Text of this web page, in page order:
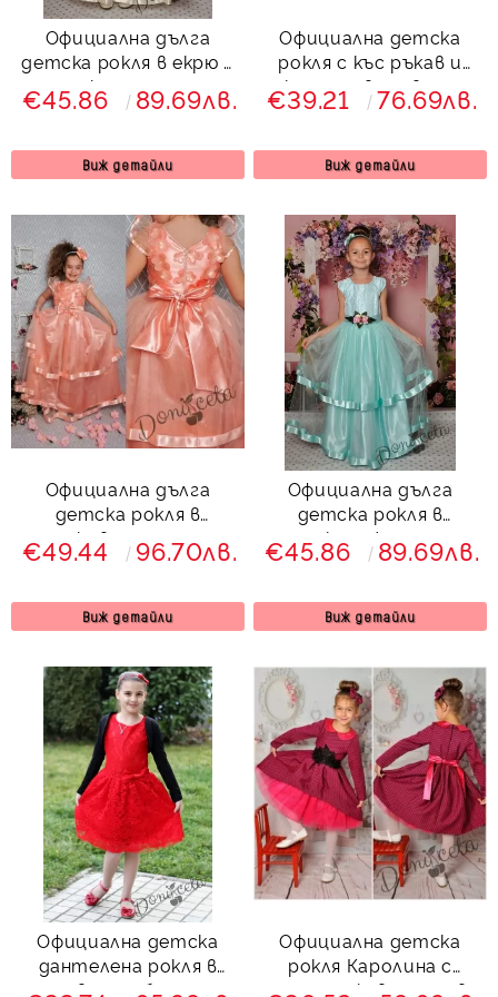
Официална дълга
детска рокля в екрю с
тюл и коланче отзад
212ЕД
€45.86 89.69лв.
Виж детайли
Официална детска
рокля с къс ръкав и
коланче в червено
€39.21 76.69лв.
Виж детайли
Официална дълга
детска рокля в
прасковено с тюл и
коланче отзад 212 ПП
€49.44 96.70лв.
Виж детайли
Официална дълга
детска рокля в
тюркоаз/мента с
тюл и коланче отзад
€45.86 89.69лв.
Виж детайли
Официална детска
дантелена рокля в
червенo с болеро
Официална детска
рокля Каролина с
дълъг ръкав и тюл в